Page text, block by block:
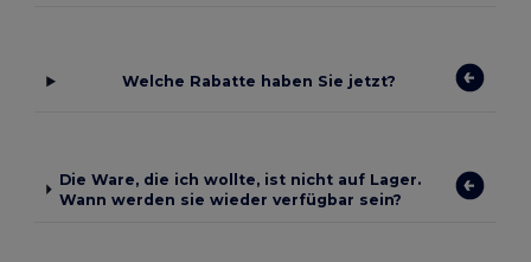
Welche Rabatte haben Sie jetzt?
Die Ware, die ich wollte, ist nicht auf Lager.
Wann werden sie wieder verfügbar sein?